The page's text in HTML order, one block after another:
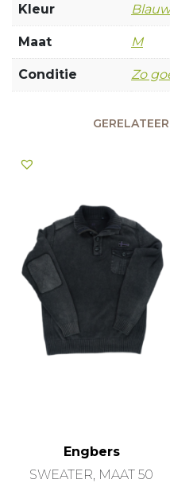
Kleur Blauw
Maat M
Conditie Zo
Engbers
SWEATER, MAAT 50